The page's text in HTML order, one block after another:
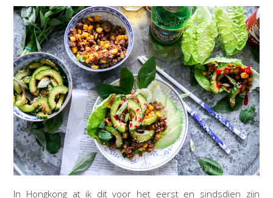
In Hongkong at ik dit voor het eerst en sindsdien zijn